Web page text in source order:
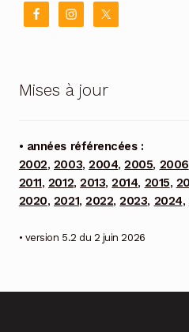
Mises à jour
• années référencées :
2002, 2003,2004,2005, 2006
2011, 2012,2013,2014, 2015,
2020, 2021,2022,2023, 2024,
• version 5.2 du 2 juin 2026